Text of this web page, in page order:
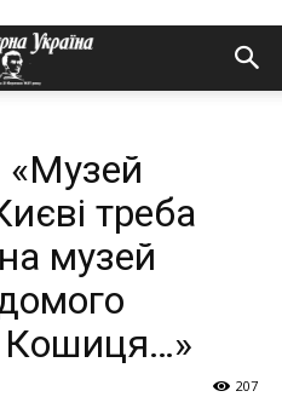
«Музей
треба
музей
Кошиця…»
207